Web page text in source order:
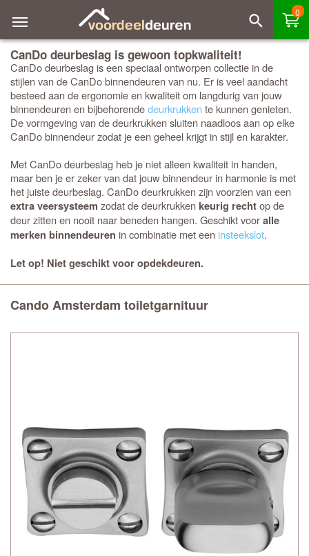
0
CanDo deurbeslag is gewoon topkwaliteit!
CanDo deurbeslag is een speciaal ontworpen collectie in de
stijlen van de CanDo binnendeuren van nu. Er is veel aandacht
besteed aan de ergonomie en kwaliteit om langdurig van jouw
binnendeuren en bijbehorendedeurkrukken te kunnen genieten.
De vormgeving van de deurkrukken sluiten naadloos aan op elke
CanDo binnendeur zodat je een geheel krijgt in stijl en karakter.
Met CanDo deurbeslag heb je niet alleen kwaliteit in handen,
maar ben je er zeker van dat jouw binnendeur in harmonie is met
het juiste deurbeslag. CanDo deurkrukken zijn voorzien van een
extra veersysteem zodat de deurkrukkenkeurig rechtop de
deur zitten en nooit naar beneden hangen. Geschikt vooralle
merken binnendeuren in combinatie met een insteekslot.
Let op! Niet geschikt voor opdekdeuren.
Cando Amsterdam toiletgarnituur